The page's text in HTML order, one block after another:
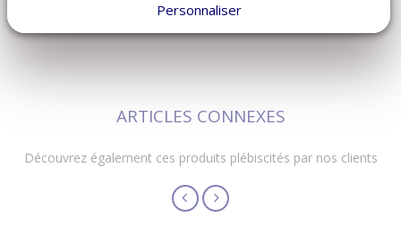
ARTICLES CONNEXES
Découvrez également ces produits plébiscités par nos clients
Personnaliser